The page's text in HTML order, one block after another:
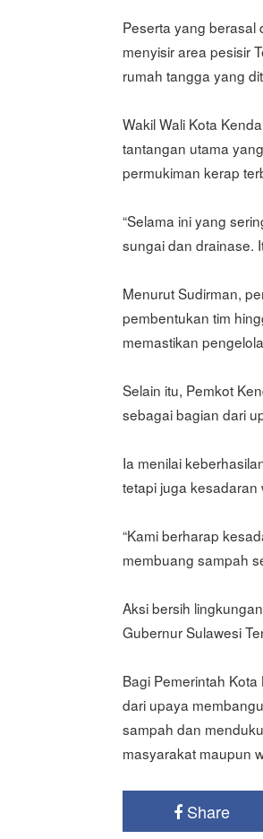
Peserta yang berasal
menyisir area pesisir
rumah tangga yang
Wakil Wali Kota
tantangan utama
permukiman kerap
“Selama ini yang
sungai dan drainase.
Menurut Sudirman,
pembentukan tim
memastikan
Selain itu, Pemkot
sebagai bagian dari
Ia menilai
tetapi juga
“Kami berharap
membuang sampah
Aksi bersih
Gubernur Sulawesi
Bagi Pemerintah
dari upaya
sampah dan
masyarakat maupun
Share